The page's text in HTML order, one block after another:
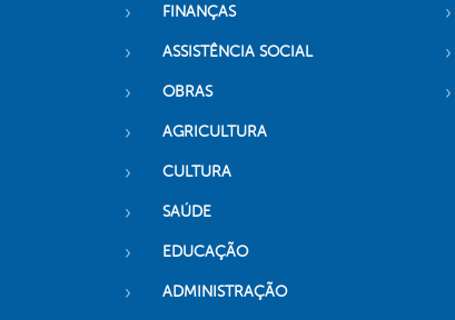
FINANÇAS
ASSISTÊNCIA SOCIAL
OBRAS
AGRICULTURA
CULTURA
SAÚDE
EDUCAÇÃO
ADMINISTRAÇÃO